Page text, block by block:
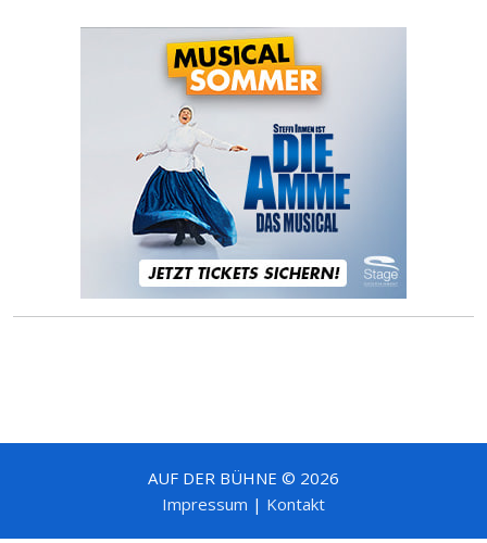
AUF DER BÜHNE © 2026
Impressum | Kontakt